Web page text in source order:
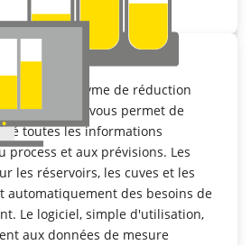
est synonyme de réduction
System vous permet de
toutes les informations
process et aux prévisions. Les
les réservoirs, les cuves et les
automatiquement des besoins de
Le logiciel, simple d'utilisation,
aux données de mesure